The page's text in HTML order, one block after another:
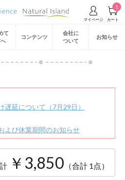
1
て
コンテンツ
会社に
ついて
お知らせ
延について（7月29日）
よび休業期間のお知らせ
￥3,850 （合計 1点）